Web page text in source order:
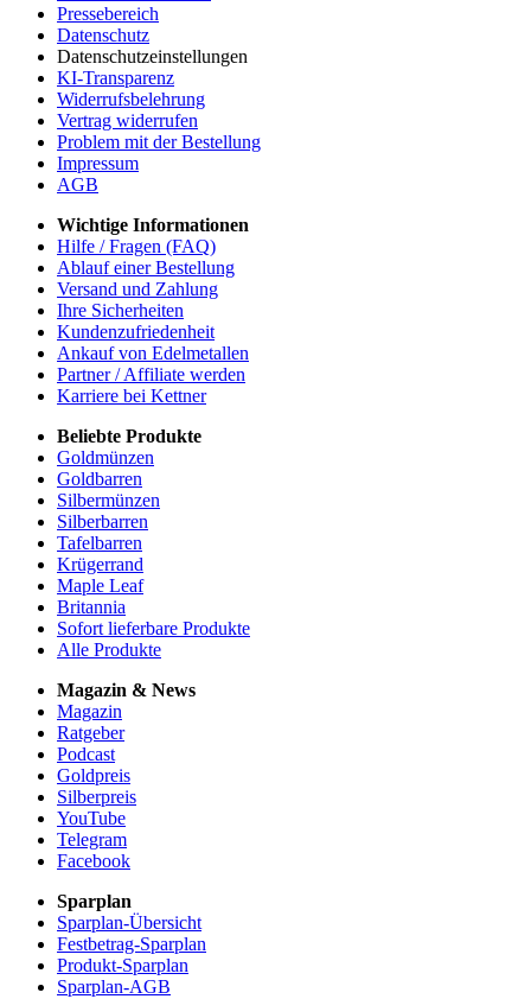
Pressebereich
Datenschutz
Datenschutzeinstellungen
KI-Transparenz
Widerrufsbelehrung
Vertrag widerrufen
Problem mit der Bestellung
Impressum
AGB
Wichtige Informationen
Hilfe / Fragen (FAQ)
Ablauf einer Bestellung
Versand und Zahlung
Ihre Sicherheiten
Kundenzufriedenheit
Ankauf von Edelmetallen
Partner / Affiliate werden
Karriere bei Kettner
Beliebte Produkte
Goldmünzen
Goldbarren
Silbermünzen
Silberbarren
Tafelbarren
Krügerrand
Maple Leaf
Britannia
Sofort lieferbare Produkte
Alle Produkte
Magazin & News
Magazin
Ratgeber
Podcast
Goldpreis
Silberpreis
YouTube
Telegram
Facebook
Sparplan
Sparplan-Übersicht
Festbetrag-Sparplan
Produkt-Sparplan
Sparplan-AGB